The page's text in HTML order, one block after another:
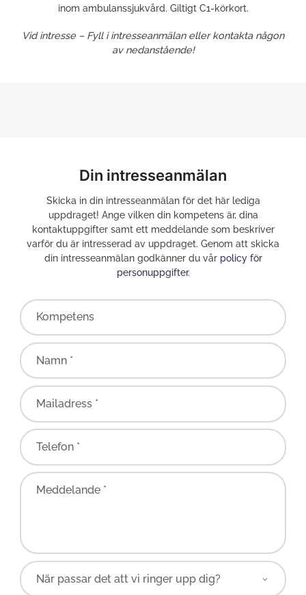
inom ambulanssjukvård. Giltigt C1-körkort.
Vid intresse – Fyll i intresseanmälan eller kontakta någon
av nedanstående!
Din intresseanmälan
Skicka in din intresseanmälan för det här lediga
uppdraget! Ange vilken din kompetens är, dina
kontaktuppgifter samt ett meddelande som beskriver
varför du är intresserad av uppdraget. Genom att skicka
din intresseanmälan godkänner du vår policy för
personuppgifter.
Kompetens
Namn *
Mailadress *
Telefon *
Meddelande *